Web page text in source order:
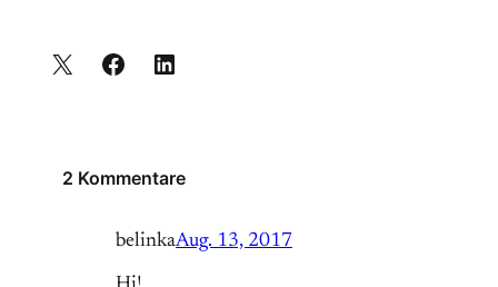
2 Kommentare
belinkaAug. 13, 2017